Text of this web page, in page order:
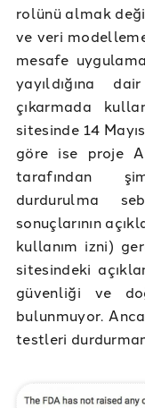
rolünü almak
ve veri
mesafe
yayıldığına
çıkarmada
sitesinde 14
göre ise proje
tarafından
durdurulma
sonuçlarının
kullanım izni)
sitesindeki
güvenliği ve
bulunmuyor.
testleri